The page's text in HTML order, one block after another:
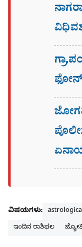
ಫೋನ್​
ವಿಷಯಗಳು:
ಇಂದಿನ ರಾಶಿಫಲ